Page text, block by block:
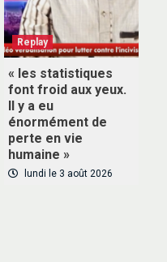
Replay
« les statistiques
font froid aux yeux.
Il y a eu
énormément de
perte en vie
humaine »
lundi le 3 août 2026